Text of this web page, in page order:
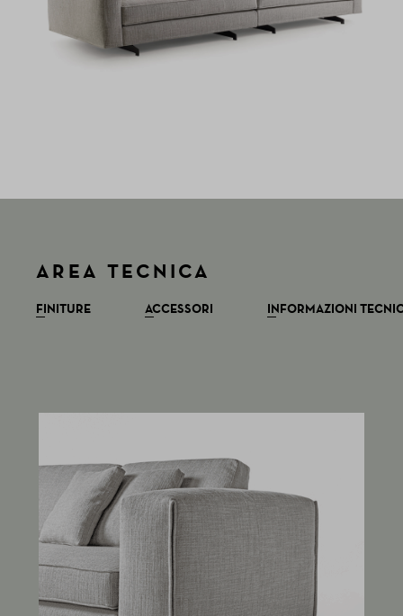
AREA TECNICA
FINITURE ACCESSORI INFORMAZIONI